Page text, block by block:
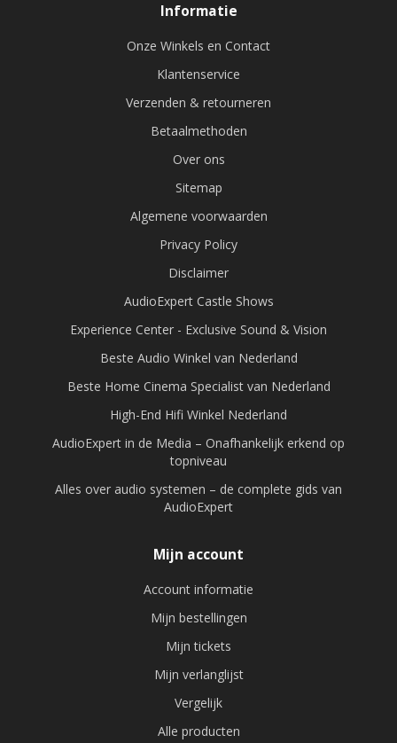
Informatie
Onze Winkels en Contact
Klantenservice
Verzenden & retourneren
Betaalmethoden
Over ons
Sitemap
Algemene voorwaarden
Privacy Policy
Disclaimer
AudioExpert Castle Shows
Experience Center - Exclusive Sound & Vision
Beste Audio Winkel van Nederland
Beste Home Cinema Specialist van Nederland
High-End Hifi Winkel Nederland
AudioExpert in de Media – Onafhankelijk erkend op
topniveau
Alles over audio systemen – de complete gids van
AudioExpert
Mijn account
Account informatie
Mijn bestellingen
Mijn tickets
Mijn verlanglijst
Vergelijk
Alle producten